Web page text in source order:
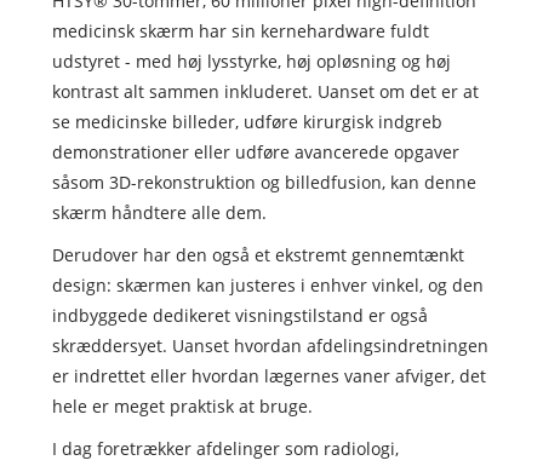
medicinsk skærm har sin kernehardware fuldt
udstyret - med høj lysstyrke, høj opløsning og høj
kontrast alt sammen inkluderet. Uanset om det er at
se medicinske billeder, udføre kirurgisk indgreb
demonstrationer eller udføre avancerede opgaver
såsom 3D-rekonstruktion og billedfusion, kan denne
skærm håndtere alle dem.
Derudover har den også et ekstremt gennemtænkt
design: skærmen kan justeres i enhver vinkel, og den
indbyggede dedikeret visningstilstand er også
skræddersyet. Uanset hvordan afdelingsindretningen
er indrettet eller hvordan lægernes vaner afviger, det
hele er meget praktisk at bruge.
I dag foretrækker afdelinger som radiologi,